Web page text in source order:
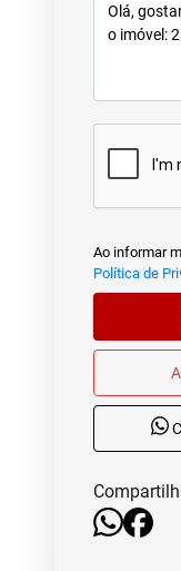
Ao informar
Política de